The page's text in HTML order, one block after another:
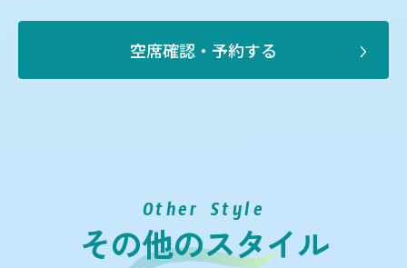
空席確認・予約する
Other Style
その他のスタイル